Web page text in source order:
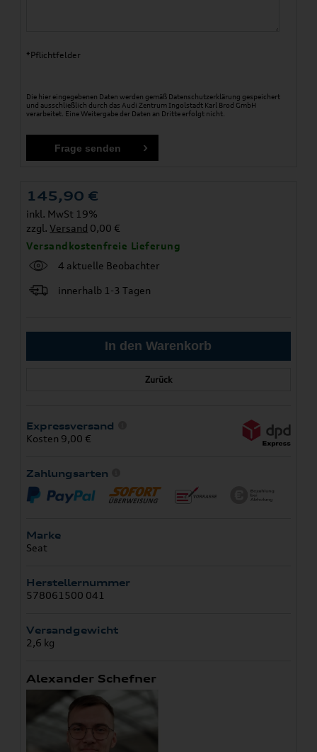
*Pflichtfelder
Die hier eingegebenen Daten werden gemäß Datenschutzerklärung gespeichert
und ausschließlich durch das Audi Zentrum Ingolstadt Karl Brod GmbH
verarbeitet. Eine Weitergabe der Daten an Dritte erfolgt nicht.
145,90 €
inkl. MwSt 19%
zzgl.Versand 0,00 €
Versandkostenfreie Lieferung
4 aktuelle Beobachter
innerhalb 1-3 Tagen
Zurück
Expressversand
Kosten 9,00 €
Zahlungsarten
Marke
Seat
Herstellernummer
578061500 041
Versandgewicht
2,6 kg
Alexander Schefner